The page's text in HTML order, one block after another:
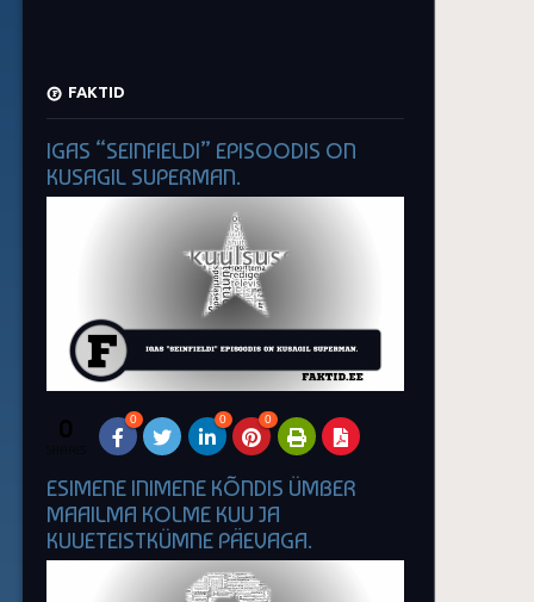
FAKTID
IGAS “SEINFIELDI” EPISOODIS ON
KUSAGIL SUPERMAN.
0 0 0 0
ESIMENE INIMENE KÕNDIS ÜMBER
MAAILMA KOLME KUU JA
KUUETEISTKÜMNE PÄEVAGA.